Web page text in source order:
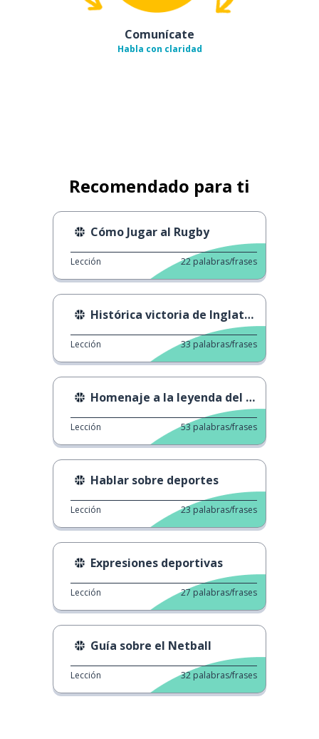
Comunícate
Habla con claridad
Recomendado para ti
Cómo Jugar al Rugby
Lección 22 palabras/frases
Histórica victoria de Inglaterra en el baloncesto
Lección 33 palabras/frases
Homenaje a la leyenda del baloncesto Kobe Bryant
Lección 53 palabras/frases
Hablar sobre deportes
Lección 23 palabras/frases
Expresiones deportivas
Lección 27 palabras/frases
Guía sobre el Netball
Lección 32 palabras/frases